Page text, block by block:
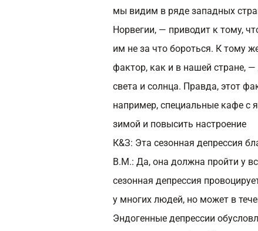
мы видим в ряде западных
Норвегии, — приводит к тому,
им не за что бороться. К тому
фактор, как и в нашей стране,
света и солнца. Правда, этот
например, специальные кафе с
зимой и повысить настроение
К&З: Эта сезонная депрессия
В.М.: Да, она должна пройти у
сезонная депрессия
у многих людей, но может в
Эндогенные депрессии